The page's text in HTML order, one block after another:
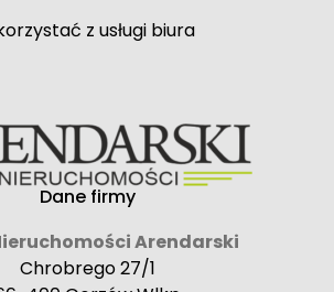
z usługi biura
Dane firmy
Arendarski
Chrobrego 27/1